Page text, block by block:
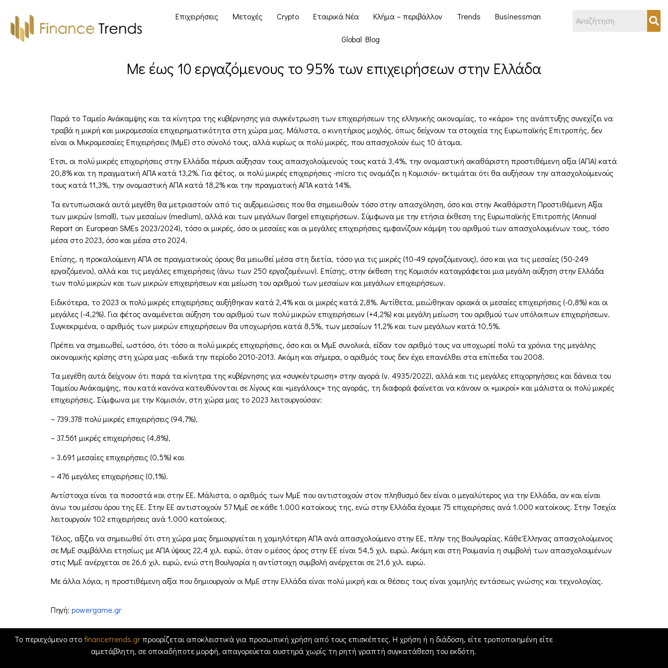
Επιχειρήσεις Μετοχές Crypto Εταιρικά Νέα Κλήμα – περιβάλλον Trends Businessman
Global Blog
Με έως 10 εργαζόμενους το 95% των επιχειρήσεων στην Ελλάδα
Παρά το Ταμείο Ανάκαμψης και τα κίνητρα της κυβέρνησης για συγκέντρωση των επιχειρήσεων της ελληνικής οικονομίας, το «κάρο» της ανάπτυξης συνεχίζει να
τραβά η μικρή και μικρομεσαία επιχειρηματικότητα στη χώρα μας. Μάλιστα, ο κινητήριος μοχλός, όπως δείχνουν τα στοιχεία της Ευρωπαϊκής Επιτροπής, δεν
είναι οι Μικρομεσαίες Επιχειρήσεις (ΜμΕ) στο σύνολό τους, αλλά κυρίως οι πολύ μικρές, που απασχολούν έως 10 άτομα.
Έτσι, οι πολύ μικρές επιχειρήσεις στην Ελλάδα πέρυσι αύξησαν τους απασχολούμενούς τους κατά 3,4%, την ονομαστική ακαθάριστη προστιθέμενη αξία (ΑΠΑ) κατά
20,8% και τη πραγματική ΑΠΑ κατά 13,2%. Για φέτος, οι πολύ μικρές επιχειρήσεις -micro τις ονομάζει η Κομισιόν- εκτιμάται ότι θα αυξήσουν την απασχολούμενούς
τους κατά 11,3%, την ονομαστική ΑΠΑ κατά 18,2% και την πραγματική ΑΠΑ κατά 14%.
Τα εντυπωσιακά αυτά μεγέθη θα μετριαστούν από τις αυξομειώσεις που θα σημειωθούν τόσο στην απασχόληση, όσο και στην Ακαθάριστη Προστιθέμενη Αξία
των μικρών (small), των μεσαίων (medium), αλλά και των μεγάλων (large) επιχειρήσεων. Σύμφωνα με την ετήσια έκθεση της Ευρωπαϊκής Επιτροπής (Annual
Report on European SMEs 2023/2024), τόσο οι μικρές, όσο οι μεσαίες και οι μεγάλες επιχειρήσεις εμφανίζουν κάμψη του αριθμού των απασχολουμένων τους, τόσο
μέσα στο 2023, όσο και μέσα στο 2024.
Επίσης, η προκαλούμενη ΑΠΑ σε πραγματικούς όρους θα μειωθεί μέσα στη διετία, τόσο για τις μικρές (10-49 εργαζόμενους), όσο και για τις μεσαίες (50-249
εργαζόμενοι), αλλά και τις μεγάλες επιχειρήσεις (άνω των 250 εργαζομένων). Επίσης, στην έκθεση της Κομισιόν καταγράφεται μια μεγάλη αύξηση στην Ελλάδα
των πολύ μικρών και των μικρών επιχειρήσεων και μείωση του αριθμού των μεσαίων και μεγάλων επιχειρήσεων.
Ειδικότερα, το 2023 οι πολύ μικρές επιχειρήσεις αυξήθηκαν κατά 2,4% και οι μικρές κατά 2,8%. Αντίθετα, μειώθηκαν οριακά οι μεσαίες επιχειρήσεις (-0,8%) και οι
μεγάλες (-4,2%). Για φέτος αναμένεται αύξηση του αριθμού των πολύ μικρών επιχειρήσεων (+4,2%) και μεγάλη μείωση του αριθμού των υπόλοιπων επιχειρήσεων.
Συγκεκριμένα, ο αριθμός των μικρών επιχειρήσεων θα υποχωρήσει κατά 8,5%, των μεσαίων 11,2% και των μεγάλων κατά 10,5%.
Πρέπει να σημειωθεί, ωστόσο, ότι τόσο οι πολύ μικρές επιχειρήσεις, όσο και οι ΜμΕ συνολικά, είδαν τον αριθμό τους να υποχωρεί πολύ τα χρόνια της μεγάλης
οικονομικής κρίσης στη χώρα μας -ειδικά την περίοδο 2010-2013. Ακόμη και σήμερα, ο αριθμός τους δεν έχει επανέλθει στα επίπεδα του 2008.
Τα μεγέθη αυτά δείχνουν ότι παρά τα κίνητρα της κυβέρνησης για «συγκέντρωση» στην αγορά (ν. 4935/2022), αλλά και τις μεγάλες επιχορηγήσεις και δάνεια του
Ταμείου Ανάκαμψης, που κατά κανόνα κατευθύνονται σε λίγους και «μεγάλους» της αγοράς, τη διαφορά φαίνεται να κάνουν οι «μικροί» και μάλιστα οι πολύ μικρές
επιχειρήσεις. Σύμφωνα με την Κομισιόν, στη χώρα μας το 2023 λειτουργούσαν:
– 739.378 πολύ μικρές επιχειρήσεις (94,7%),
– 37.561 μικρές επιχειρήσεις (4,8%),
– 3.691 μεσαίες επιχειρήσεις (0,5%) και
– 476 μεγάλες επιχειρήσεις (0,1%).
Αντίστοιχα είναι τα ποσοστά και στην ΕΕ. Μάλιστα, ο αριθμός των ΜμΕ που αντιστοιχούν στον πληθυσμό δεν είναι ο μεγαλύτερος για την Ελλάδα, αν και είναι
άνω του μέσου όρου της ΕΕ. Στην ΕΕ αντιστοιχούν 57 ΜμΕ σε κάθε 1.000 κατοίκους της, ενώ στην Ελλάδα έχουμε 75 επιχειρήσεις ανά 1.000 κατοίκους. Στην Τσεχία
λειτουργούν 102 επιχειρήσεις ανά 1.000 κατοίκους.
Τέλος, αξίζει να σημειωθεί ότι στη χώρα μας δημιουργείται η χαμηλότερη ΑΠΑ ανά απασχολούμενο στην ΕΕ, πλην της Βουλγαρίας. Κάθε Έλληνας απασχολούμενος
σε ΜμΕ συμβάλλει ετησίως με ΑΠΑ ύψους 22,4 χιλ. ευρώ, όταν ο μέσος όρος στην ΕΕ είναι 54,5 χιλ. ευρώ. Ακόμη και στη Ρουμανία η συμβολή των απασχολουμένων
στις ΜμΕ ανέρχεται σε 26,6 χιλ. ευρώ, ενώ στη Βουλγαρία η αντίστοιχη συμβολή ανέρχεται σε 21,6 χιλ. ευρώ.
Με άλλα λόγια, η προστιθέμενη αξία που δημιουργούν οι ΜμΕ στην Ελλάδα είναι πολύ μικρή και οι θέσεις τους είναι χαμηλής εντάσεως γνώσης και τεχνολογίας.
Πηγή: powergame.gr
Το περιεχόμενο στο financetrends.grπροορίζεται αποκλειστικά για προσωπική χρήση από τους επισκέπτες. Η χρήση ή η διάδοση, είτε τροποποιημένη είτε
αμετάβλητη, σε οποιαδήποτε μορφή, απαγορεύεται αυστηρά χωρίς τη ρητή γραπτή συγκατάθεση του εκδότη.